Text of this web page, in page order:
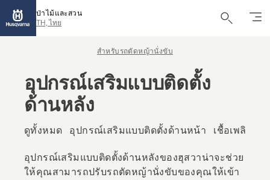
ป่าไม้และสวน
TH, ไทย
สำหรับรถตัดหญ้านั่งขับ
อุปกรณ์เสริมแบบติดตั้ง
ด้านหลัง
ดูทั้งหมด อุปกรณ์เสริมแบบติดตั้งด้านหน้า เชื้อเพลิงแล
อุปกรณ์เสริมแบบติดตั้งด้านหลังของฮุสวาน่าจะช่วย
ให้คุณสามารถปรับรถตัดหญ้านั่งขับของคุณให้เข้า